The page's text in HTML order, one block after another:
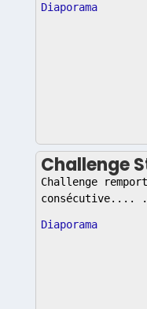
Diaporama
Challenge
Challenge
consécutive....
Diaporama